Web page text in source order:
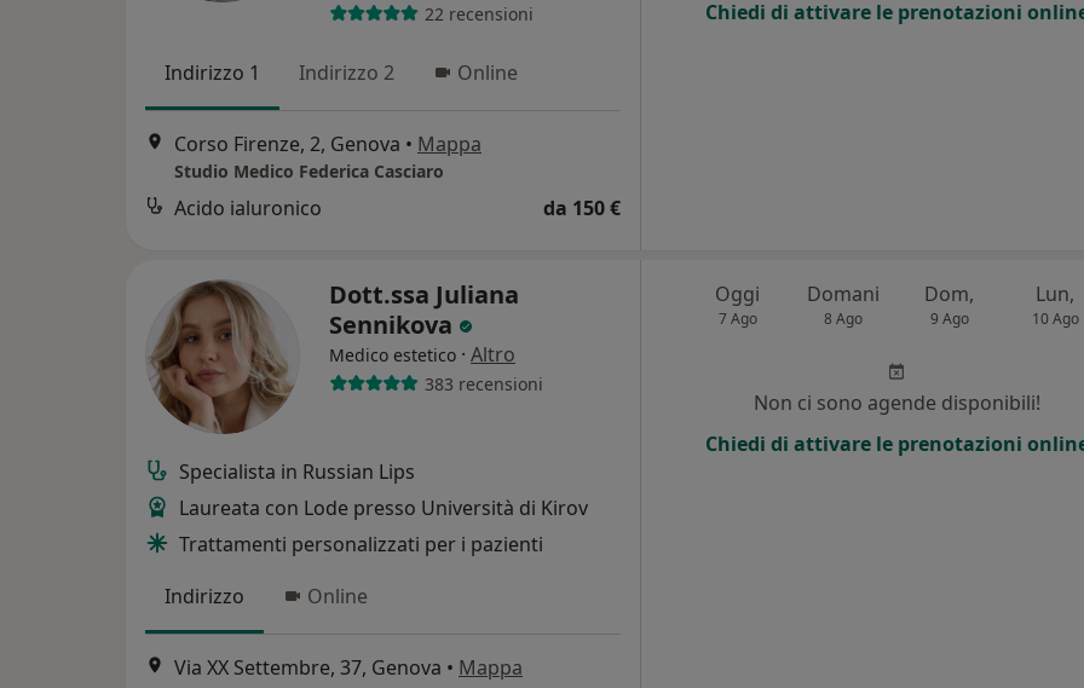
22 recensioni
Indirizzo 1 Indirizzo 2 Online
Corso Firenze, 2, Genova • Mappa
Studio Medico Federica Casciaro
Acido ialuronico da 150 €
Chiedi di attivare le prenotazioni
Dott.ssa Juliana
Sennikova
Medico estetico · Altro
383 recensioni
Specialista in Russian Lips
Laureata con Lode presso Università di Kirov
Trattamenti personalizzati per i pazienti
Indirizzo
Online
Via XX Settembre, 37, Genova • Mappa
Oggi
7 Ago
Domani
8 Ago
Dom,
9 Ago
Lun,
10 Ago
Non ci sono agende disponibili!
Chiedi di attivare le prenotazioni